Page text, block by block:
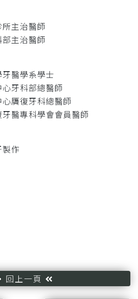
主治醫師
主治醫師
醫學系學士
牙科部總醫師
贋復牙科總醫師
醫專科學會會員醫師
製作
回上一頁